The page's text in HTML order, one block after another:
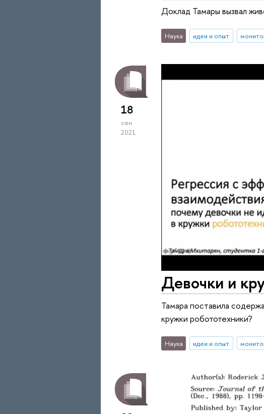
Доклад Тамары вызвал
Наука идеи и опыт
18
сен
2021
Девочки и
Тамара поставила
кружки робототехники?
Наука идеи и опыт